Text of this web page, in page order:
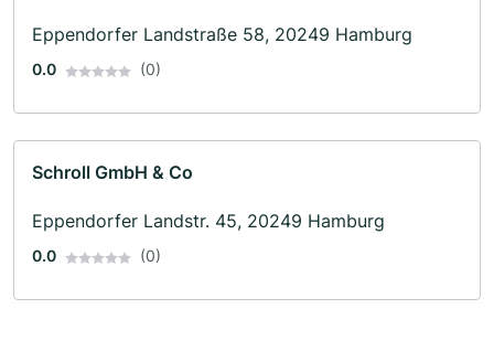
Eppendorfer Landstraße 58, 20249 Hamburg
0.0 (0)
Schroll GmbH & Co
Eppendorfer Landstr. 45, 20249 Hamburg
0.0 (0)